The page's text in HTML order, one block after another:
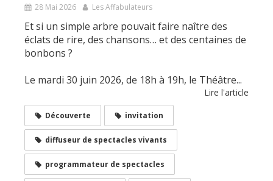
28 Mai 2026 Les Affabulateurs
Et si un simple arbre pouvait faire naître des
éclats de rire, des chansons… et des centaines de
bonbons ?
Le mardi 30 juin 2026, de 18h à 19h, le Théâtre...
Lire l'article
Découverte invitation
diffuseur de spectacles vivants
programmateur de spectacles